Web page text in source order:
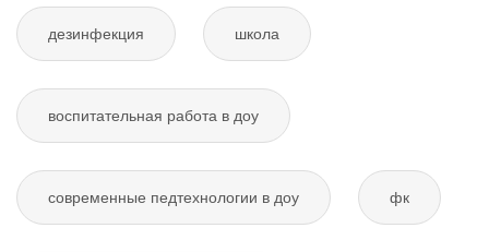
дезинфекция школа
воспитательная работа в доу
современные педтехнологии в доу фк